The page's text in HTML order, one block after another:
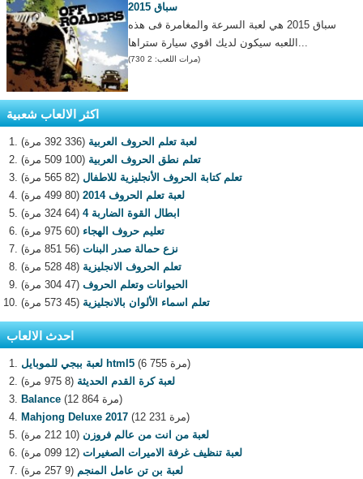
سباق 2015
سباق 2015 هي لعبة السرعة والمغامرة فى هذه
اللعبه سيكون لديك اقوي سيارة ستراها...
(مرات اللعب: 2 730)
اكثر الالعاب شعبية
لعبة تعلم الحروف العربية (336 392 مرة)
تعلم نطق الحروف العربية (100 509 مرة)
تعلم كتابة الحروف الأنجليزية للاطفال (82 565 مرة)
لعبة تعلم الحروف 2014
(80 499 مرة)
ابطال القوة الضاربة 4
(64 324 مرة)
تعليم حروف الهجاء (60 975 مرة)
نزع حمالة صدر البنات (56 851 مرة)
تعلم الحروف الانجليزية (48 528 مرة)
الحيوانات وتعلم الحروف (47 304 مرة)
تعلم اسماء الألوان بالانجليزية (45 573 مرة)
احدث الالعاب
لعبة ببجي للموبايل html5
(6 755 مرة)
لعبة كرة القدم الحديثة (8 975 مرة)
Balance
(12 864 مرة)
Mahjong Deluxe 2017
(12 231 مرة)
لعبة من انت من عالم فروزن (10 212 مرة)
لعبة تنظيف غرفة الاميرات الصغيرات (12 099 مرة)
لعبة بن تن عامل المنجم (9 257 مرة)